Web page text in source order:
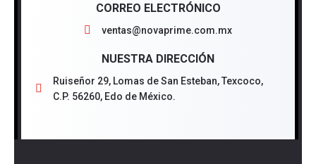
CORREO ELECTRÓNICO
ventas@novaprime.com.mx
NUESTRA DIRECCIÓN
Ruiseñor 29, Lomas de San Esteban, Texcoco,
C.P. 56260, Edo de México.